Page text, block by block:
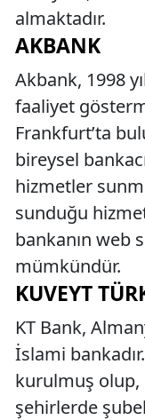
almaktadır.
AKBANK
Akbank, 1998
faaliyet
Frankfurt’ta
bireysel
hizmetler
sunduğu
bankanın web
mümkündür.
KUVEYT
KT Bank,
İslami
kurulmuş olup,
şehirlerde